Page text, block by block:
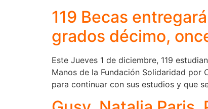
119 Becas
grados décimo,
Este Jueves 1 de diciembre, 119
Manos de la Fundación Solidaridad por
para continuar con sus estudios y que